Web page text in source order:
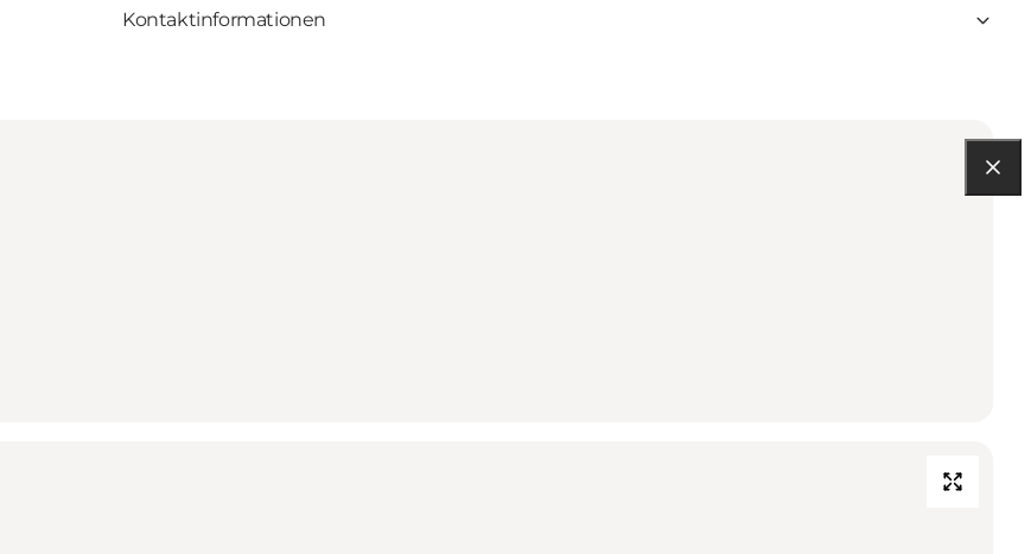
Kontaktinformationen